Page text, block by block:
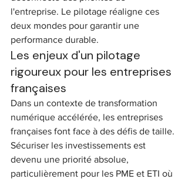
l'entreprise. Le pilotage réaligne ces
deux mondes pour garantir une
performance durable.
Les enjeux d'un pilotage
rigoureux pour les entreprises
françaises
Dans un contexte de transformation
numérique accélérée, les entreprises
françaises font face à des défis de taille.
Sécuriser les investissements est
devenu une priorité absolue,
particulièrement pour les PME et ETI où